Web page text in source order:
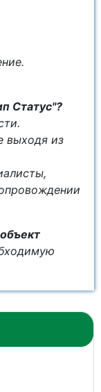
Статус"?
выходя из
объект